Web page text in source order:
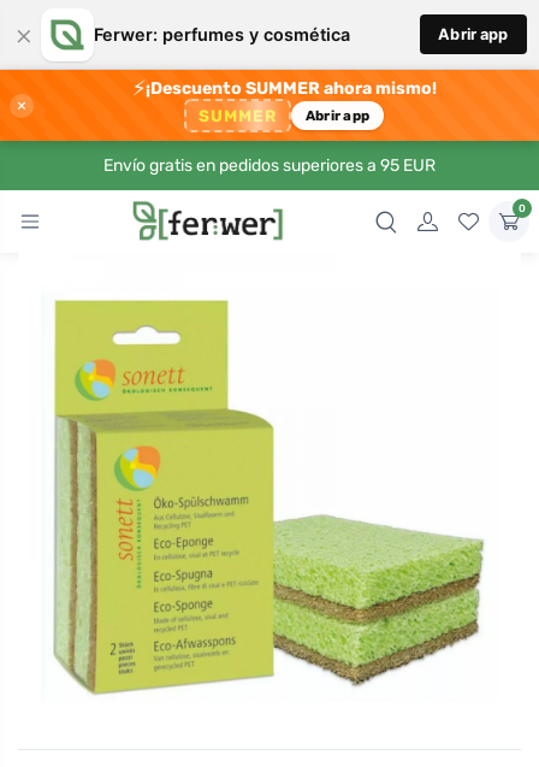
× Ferwer: perfumes y cosmética Abrir app
×
⚡¡Descuento SUMMER ahora mismo!
SUMMER Abrir app
Envío gratis en pedidos superiores a 95 EUR
0